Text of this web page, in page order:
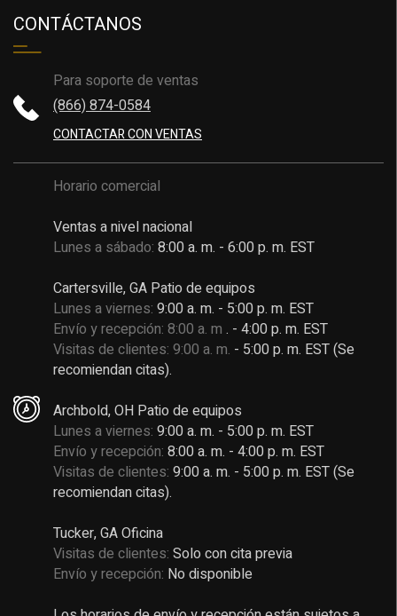
CONTÁCTANOS
Para soporte de ventas
(866) 874-0584
CONTACTAR CON VENTAS
Horario comercial
Ventas a nivel nacional
Lunes a sábado: 8:00 a. m. - 6:00 p. m. EST
Cartersville, GA Patio de equipos
Lunes a viernes: 9:00 a. m. - 5:00 p. m. EST
Envío y recepción: 8:00 a. m . - 4:00 p. m. EST
Visitas de clientes: 9:00 a. m. - 5:00 p. m. EST (Se
recomiendan citas).
Archbold, OH Patio de equipos
Lunes a viernes: 9:00 a. m. - 5:00 p. m. EST
Envío y recepción: 8:00 a. m. - 4:00 p. m. EST
Visitas de clientes: 9:00 a. m. - 5:00 p. m. EST (Se
recomiendan citas).
Tucker, GA Oficina
Visitas de clientes: Solo con cita previa
Envío y recepción: No disponible